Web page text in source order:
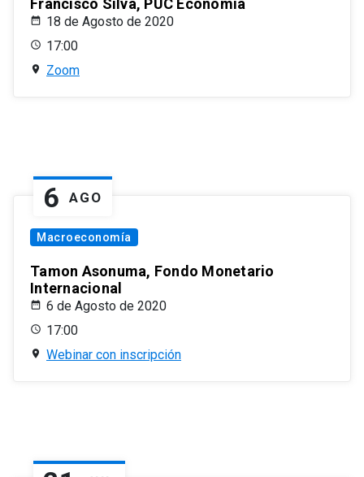
Francisco Silva, PUC Economía
18 de Agosto de 2020
17:00
Zoom
6 AGO
Macroeconomía
Tamon Asonuma, Fondo Monetario
Internacional
6 de Agosto de 2020
17:00
Webinar con inscripción